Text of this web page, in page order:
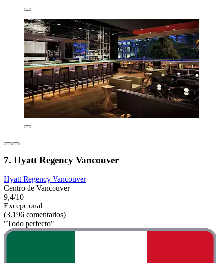
7. Hyatt Regency Vancouver
Hyatt Regency Vancouver
Centro de Vancouver
9,4/10
Excepcional
(3.196 comentarios)
"Todo perfecto"